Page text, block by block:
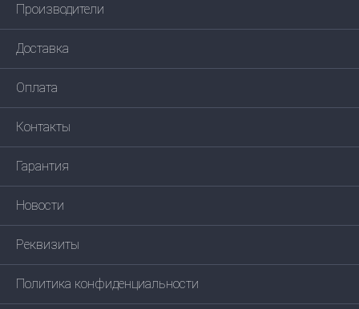
Производители
Доставка
Оплата
Контакты
Гарантия
Новости
Реквизиты
Политика конфиденциальности